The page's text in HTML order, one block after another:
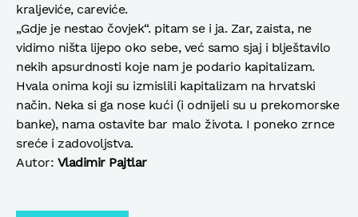
kraljeviće, careviće.
„Gdje je nestao čovjek“. pitam se i ja. Zar, zaista, ne
vidimo ništa lijepo oko sebe, već samo sjaj i blještavilo
nekih apsurdnosti koje nam je podario kapitalizam.
Hvala onima koji su izmislili kapitalizam na hrvatski
način. Neka si ga nose kući (i odnijeli su u prekomorske
banke), nama ostavite bar malo života. I poneko zrnce
sreće i zadovoljstva.
Autor: Vladimir Pajtlar